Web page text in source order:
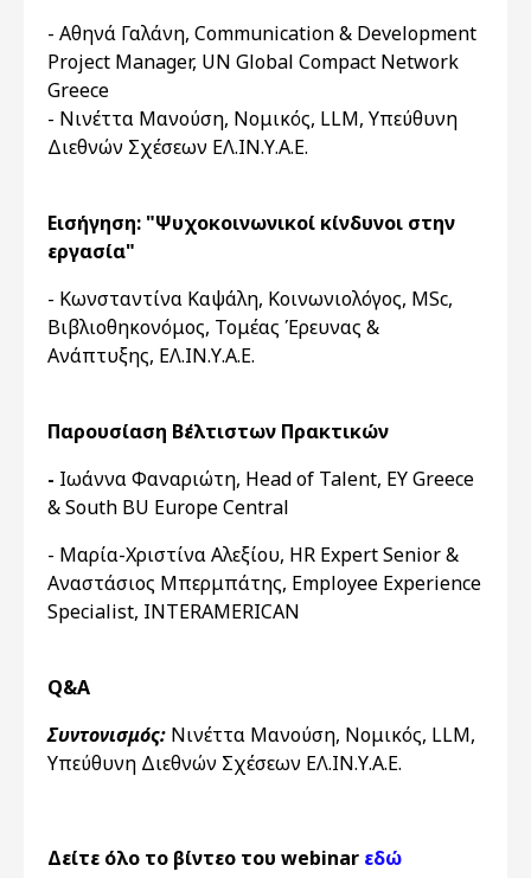
- Αθηνά Γαλάνη, Communication & Development
Project Manager, UN Global Compact Network
Greece
- Νινέττα Μανούση, Νομικός, LLM, Υπεύθυνη
Διεθνών Σχέσεων ΕΛ.ΙΝ.Υ.Α.Ε.
Εισήγηση: "Ψυχοκοινωνικοί κίνδυνοι στην
εργασία"
- Κωνσταντίνα Καψάλη, Κοινωνιολόγος, MSc,
Βιβλιοθηκονόμος, Τομέας Έρευνας &
Ανάπτυξης, ΕΛ.ΙΝ.Υ.Α.Ε.
Παρουσίαση Βέλτιστων Πρακτικών
- Ιωάννα Φαναριώτη, Head of Talent, EY Greece
& South BU Europe Central
- Μαρία-Χριστίνα Αλεξίου, HR Expert Senior &
Αναστάσιος Μπερμπάτης, Employee Experience
Specialist, INTERAMERICAN
Q&A
Συντονισμός: Νινέττα Μανούση, Νομικός, LLM,
Υπεύθυνη Διεθνών Σχέσεων ΕΛ.ΙΝ.Υ.Α.Ε.
Δείτε όλο το βίντεο του webinar εδώ